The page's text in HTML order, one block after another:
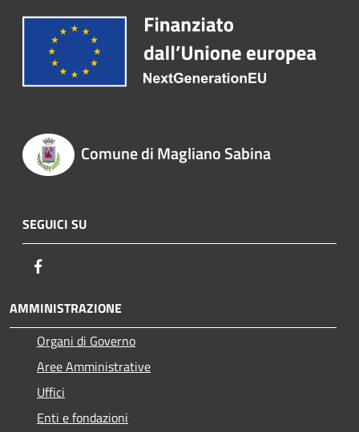
Comune di Magliano Sabina
SEGUICI SU
AMMINISTRAZIONE
Organi di Governo
Aree Amministrative
Uffici
Enti e fondazioni